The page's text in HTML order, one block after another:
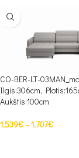
CO-BER-LT-
Ilgis:306cm,
Aukštis:100cm
1,539€–1,707€